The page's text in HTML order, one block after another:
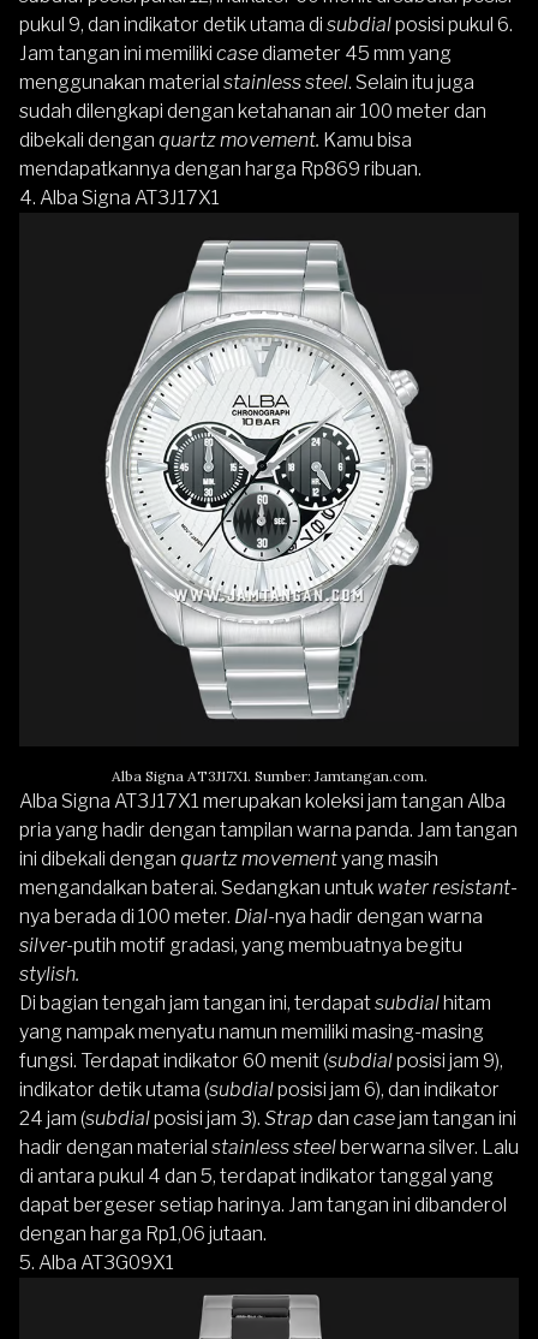
pukul 9, dan indikator detik utama di subdialposisi pukul 6.
Jam tangan ini memiliki casediameter 45 mm yang
menggunakan material stainless steel. Selain itu juga
sudah dilengkapi dengan ketahanan air 100 meter dan
dibekali dengan quartz movement. Kamu bisa
mendapatkannya dengan harga Rp869 ribuan.
4. Alba Signa AT3J17X1
Alba Signa AT3J17X1. Sumber: Jamtangan.com.
Alba Signa AT3J17X1 merupakan koleksi jam tangan Alba
pria yang hadir dengan tampilan warna panda. Jam tangan
ini dibekali dengan quartzmovementyang masih
mengandalkan baterai. Sedangkan untuk water resistant-
nya berada di 100 meter. Dial-nya hadir dengan warna
silver-putih motif gradasi, yang membuatnya begitu
stylish.
Di bagian tengah jam tangan ini, terdapatsubdialhitam
yang nampak menyatu namun memiliki masing-masing
fungsi. Terdapat indikator 60 menit (subdialposisi jam 9),
indikator detik utama (subdialposisi jam 6), dan indikator
24 jam (subdialposisi jam 3). Strap dan casejam tangan ini
hadir dengan material stainless steelberwarna silver. Lalu
di antara pukul 4 dan 5, terdapat indikator tanggal yang
dapat bergeser setiap harinya. Jam tangan ini dibanderol
dengan harga Rp1,06 jutaan.
5. Alba AT3G09X1